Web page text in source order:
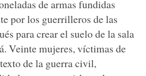
de armas fundidas
por los guerrilleros de las
para crear el suelo de la sala
Veinte mujeres, víctimas de
de la guerra civil,